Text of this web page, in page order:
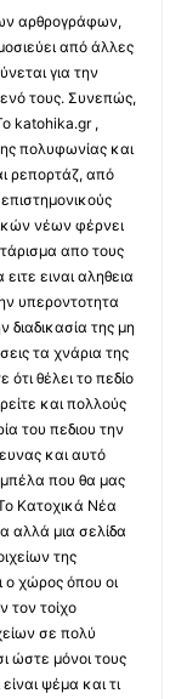
αρθρογράφων,
από άλλες
για την
τους. Συνεπώς,
katohika.gr ,
πολυφωνίας και
ρεπορτάζ, από
νέων φέρνει
απο τους
ειναι αληθεια
υπεροντοτητα
διαδικασία της μη
τα χνάρια της
θέλει το πεδίο
και πολλούς
του πεδιου την
και αυτό
που θα μας
Κατοχικά Νέα
αλλά μια σελίδα
της
ο χώρος όπου οι
τον τοίχο
σε πολύ
ώστε μόνοι τους
ψέμα και τι